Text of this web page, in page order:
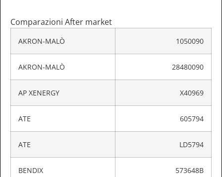
Comparazioni After market
AKRON-MALÒ 1050090
AKRON-MALÒ 28480090
AP XENERGY X40969
ATE 605794
ATE LD5794
BENDIX 573648B